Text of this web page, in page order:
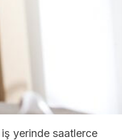
yerinde saatlerce